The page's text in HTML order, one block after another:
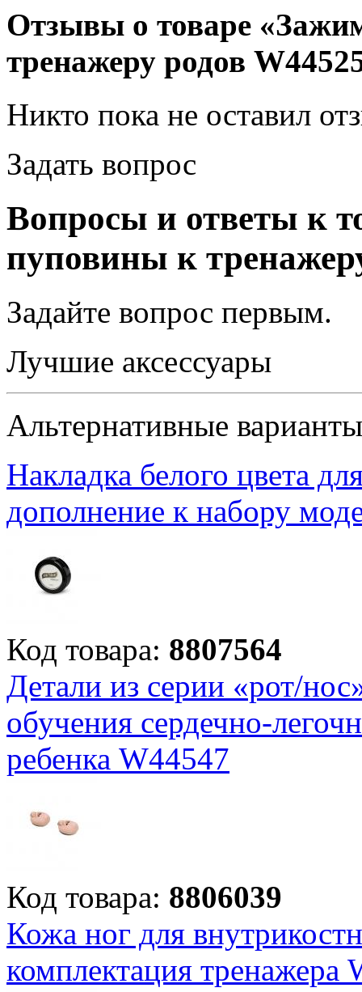
Отзывы о товаре
тренажеру родов
Никто пока не оставил
Задать вопрос
Вопросы и ответы к
пуповины к
Задайте вопрос первым.
Лучшие аксессуары
Альтернативные варианты
Накладка белого цвета
дополнение к набору
Код товара: 8807564
Детали из серии «рот/
обучения сердечно-
ребенка W44547
Код товара: 8806039
Кожа ног для
комплектация тренажера